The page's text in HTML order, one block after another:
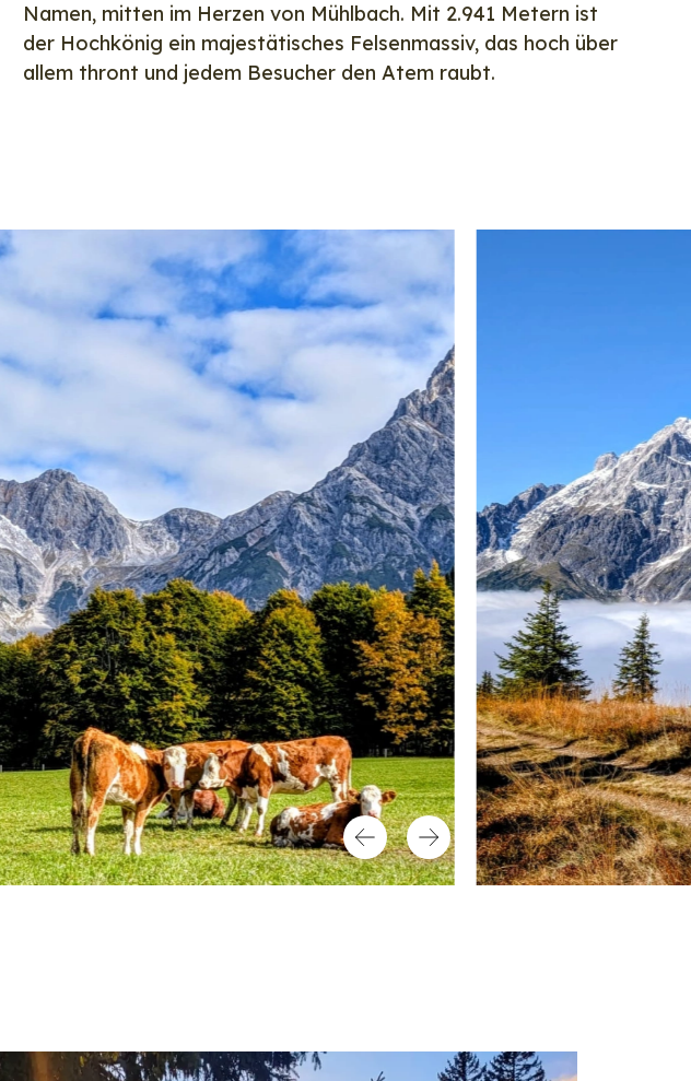
Namen, mitten im Herzen von Mühlbach. Mit 2.941 Metern ist
der Hochkönig ein majestätisches Felsenmassiv, das hoch über
allem thront und jedem Besucher den Atem raubt.